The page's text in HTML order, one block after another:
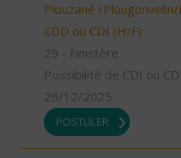
Plouzané /
CDD ou CDI (H/F)
29 - Finistère
Possibilité de CDI ou
26/12/2025
POSTULER